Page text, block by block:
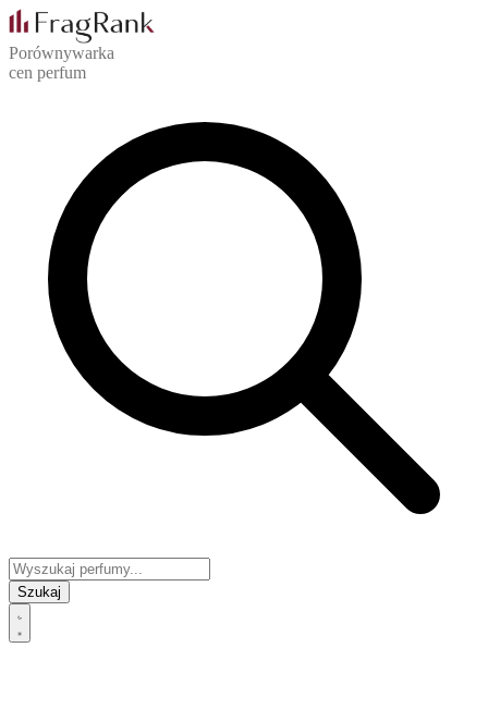
Porównywarka
cen perfum
Szukaj